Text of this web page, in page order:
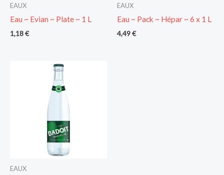
EAUX
Eau ~ Evian ~ Plate ~ 1 L
1,18€
EAUX
Eau ~ Pack ~ Hépar ~ 6 x 1 L
4,49€
EAUX